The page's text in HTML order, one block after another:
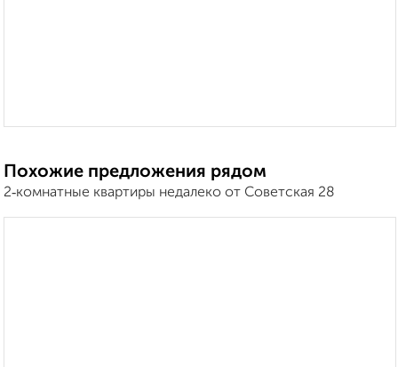
Похожие предложения рядом
2‑комнатные квартиры недалеко от Советская 28